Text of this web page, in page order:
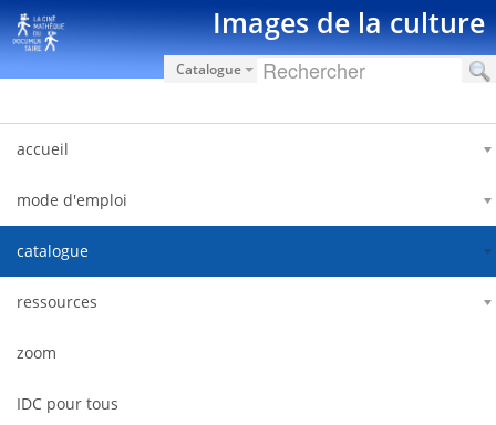
Ugrás a tartalomhoz Images de la culture
Catalogue
accueil
mode d'emploi
catalogue
ressources
zoom
IDC pour tous